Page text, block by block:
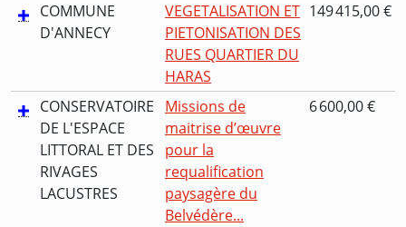
COMMUNE
D'ANNECY
VEGETALISATION ET
PIETONISATION DES
RUES QUARTIER DU
HARAS
149 415,00 €
CONSERVATOIRE
DE L'ESPACE
LITTORAL ET DES
RIVAGES
LACUSTRES
Missions de
maitrise d’œuvre
pour la
requalification
paysagère du
Belvédère...
6 600,00 €